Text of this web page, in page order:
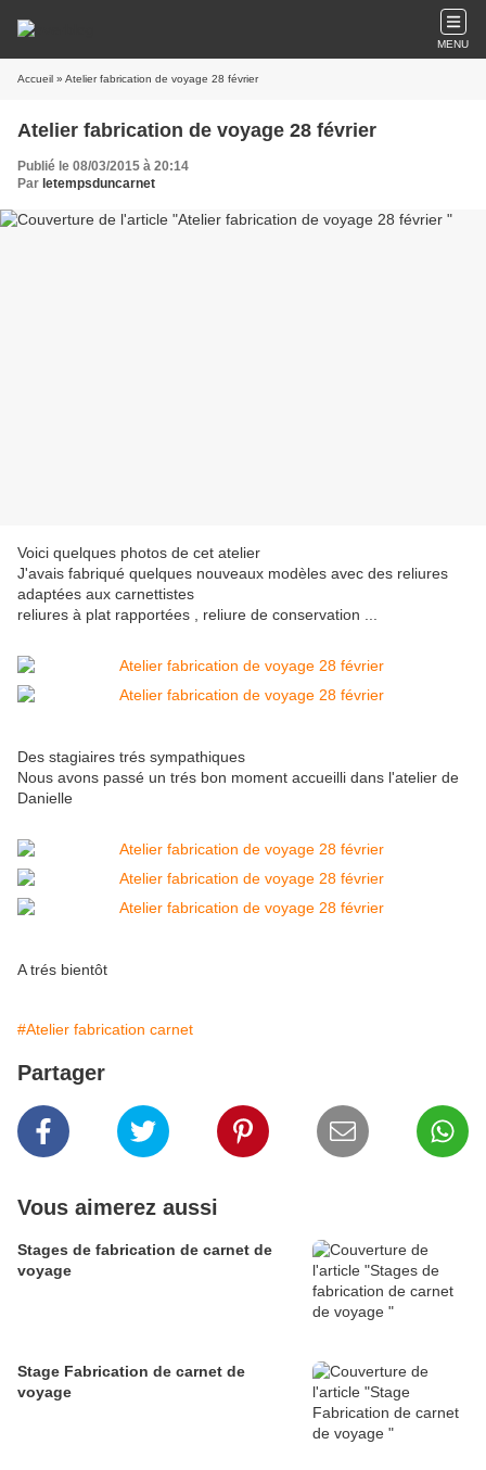
MENU
Accueil » Atelier fabrication de voyage 28 février
Atelier fabrication de voyage 28 février
Publié le 08/03/2015 à 20:14
Par letempsduncarnet
Voici quelques photos de cet atelier
J'avais fabriqué quelques nouveaux modèles avec des reliures
adaptées aux carnettistes
reliures à plat rapportées , reliure de conservation ...
Des stagiaires trés sympathiques
Nous avons passé un trés bon moment accueilli dans l'atelier de
Danielle
A trés bientôt
#Atelier fabrication carnet
Partager
Vous aimerez aussi
Stages de fabrication de carnet de
voyage
Stage Fabrication de carnet de
voyage